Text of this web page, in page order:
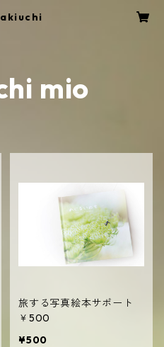
mio
旅する写真絵本サポート
￥500
¥500